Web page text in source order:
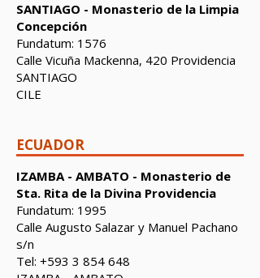
SANTIAGO - Monasterio de la Limpia
Concepción
Fundatum: 1576
Calle Vicuña Mackenna, 420 Providencia
SANTIAGO
CILE
ECUADOR
IZAMBA - AMBATO - Monasterio de
Sta. Rita de la Divina Providencia
Fundatum: 1995
Calle Augusto Salazar y Manuel Pachano
s/n
Tel: +593 3 854 648